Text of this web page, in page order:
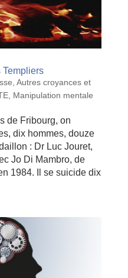
Templiers
Autres croyances et
, Manipulation mentale
de Fribourg, on
dix hommes, douze
: Dr Luc Jouret,
Jo Di Mambro, de
1984. Il se suicide dix